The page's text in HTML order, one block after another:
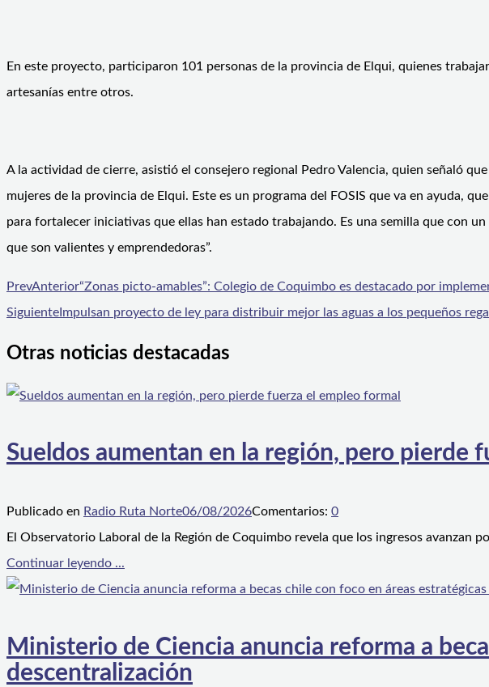
En este proyecto, participaron 101 personas de la provincia de Elqui, quienes
artesanías entre otros.
A la actividad de cierre, asistió el consejero regional Pedro Valencia, quien señaló
mujeres de la provincia de Elqui. Este es un programa del FOSIS que va en ayuda,
para fortalecer iniciativas que ellas han estado trabajando. Es una semilla que con
que son valientes y emprendedoras”.
PrevAnterior“Zonas picto-amables”: Colegio de Coquimbo es destacado por
Siguiente Impulsan proyecto de ley para distribuir mejor las aguas a los pequeños
Otras noticias destacadas
Sueldos aumentan en la región, pero pierde
Publicado en Radio Ruta Norte06/08/2026Comentarios: 0
El Observatorio Laboral de la Región de Coquimbo revela que los ingresos avanzan
Continuar leyendo ...
Ministerio de Ciencia anuncia reforma a
descentralización